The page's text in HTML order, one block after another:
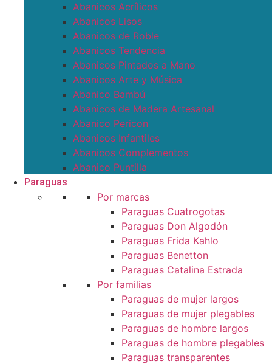
Abanicos Acrílicos
Abanicos Lisos
Abanicos de Roble
Abanicos Tendencia
Abanicos Pintados a Mano
Abanicos Arte y Música
Abanico Bambú
Abanicos de Madera Artesanal
Abanico Pericon
Abanicos Infantiles
Abanicos Complementos
Abanico Puntilla
Paraguas
Por marcas
Paraguas Cuatrogotas
Paraguas Don Algodón
Paraguas Frida Kahlo
Paraguas Benetton
Paraguas Catalina Estrada
Por familias
Paraguas de mujer largos
Paraguas de mujer plegables
Paraguas de hombre largos
Paraguas de hombre plegables
Paraguas transparentes